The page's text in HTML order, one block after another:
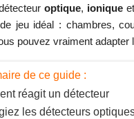
optique, ionique et
jeu idéal : chambres,
pouvez vraiment adapter
de ce guide :
réagit un détecteur
les détecteurs